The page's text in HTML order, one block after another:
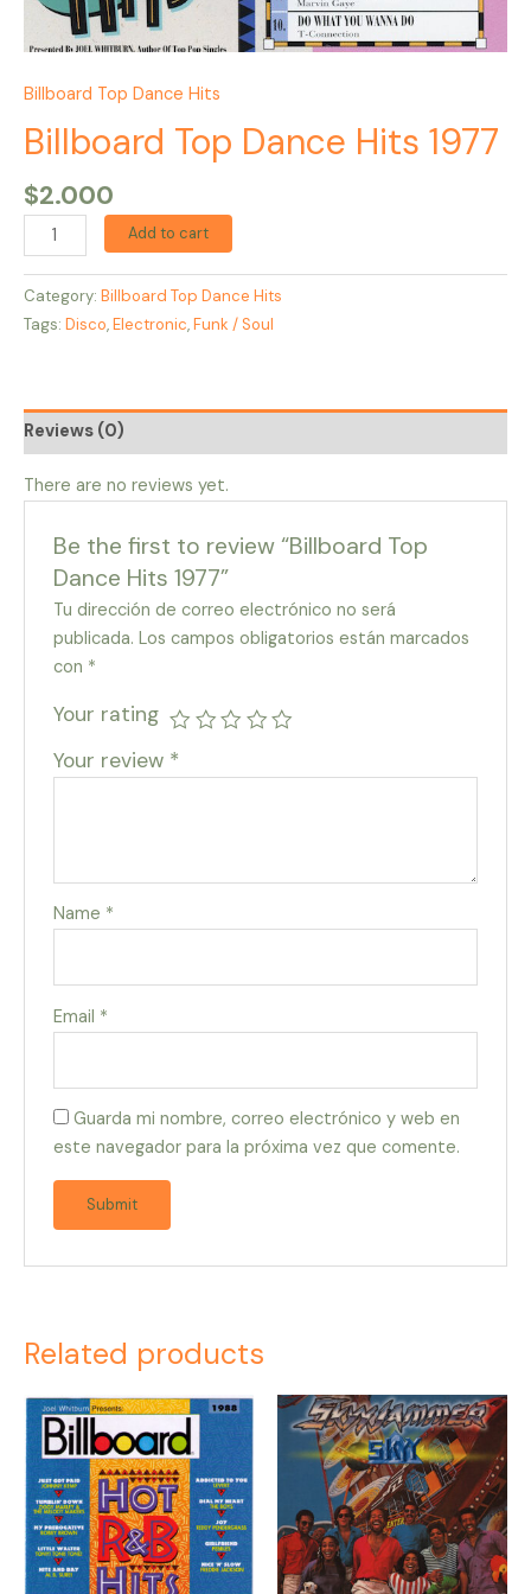
Billboard Top Dance Hits
Billboard Top Dance Hits 1977
$2.000
Add to cart
Category: Billboard Top Dance Hits
Tags: Disco,Electronic,Funk / Soul
Reviews (0)
There are no reviews yet.
Be the first to review “Billboard Top
Dance Hits 1977”
Tu dirección de correo electrónico no será
publicada. Los campos obligatorios están marcados
con *
Your rating
Your review *
Name *
Email *
Guarda mi nombre, correo electrónico y web en
este navegador para la próxima vez que comente.
Related products